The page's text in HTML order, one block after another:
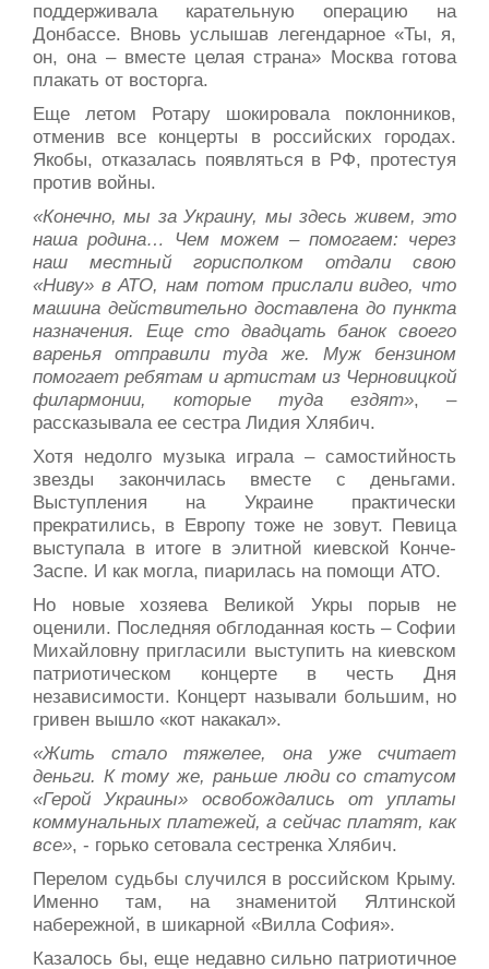
поддерживала карательную операцию на
Донбассе. Вновь услышав легендарное «Ты, я,
он, она – вместе целая страна» Москва готова
плакать от восторга.
Еще летом Ротару шокировала поклонников,
отменив все концерты в российских городах.
Якобы, отказалась появляться в РФ, протестуя
против войны.
«Конечно, мы за Украину, мы здесь живем, это
наша родина… Чем можем – помогаем: через
наш местный горисполком отдали свою
«Ниву» в АТО, нам потом прислали видео, что
машина действительно доставлена до пункта
назначения. Еще сто двадцать банок своего
варенья отправили туда же. Муж бензином
помогает ребятам и артистам из Черновицкой
филармонии, которые туда ездят», –
рассказывала ее сестра Лидия Хлябич.
Хотя недолго музыка играла – самостийность
звезды закончилась вместе с деньгами.
Выступления на Украине практически
прекратились, в Европу тоже не зовут. Певица
выступала в итоге в элитной киевской Конче-
Заспе. И как могла, пиарилась на помощи АТО.
Но новые хозяева Великой Укры порыв не
оценили. Последняя обглоданная кость – Софии
Михайловну пригласили выступить на киевском
патриотическом концерте в честь Дня
независимости. Концерт называли большим, но
гривен вышло «кот накакал».
«Жить стало тяжелее, она уже считает
деньги. К тому же, раньше люди со статусом
«Герой Украины» освобождались от уплаты
коммунальных платежей, а сейчас платят, как
все», - горько сетовала сестренка Хлябич.
Перелом судьбы случился в российском Крыму.
Именно там, на знаменитой Ялтинской
набережной, в шикарной «Вилла София».
Казалось бы, еще недавно сильно патриотичное